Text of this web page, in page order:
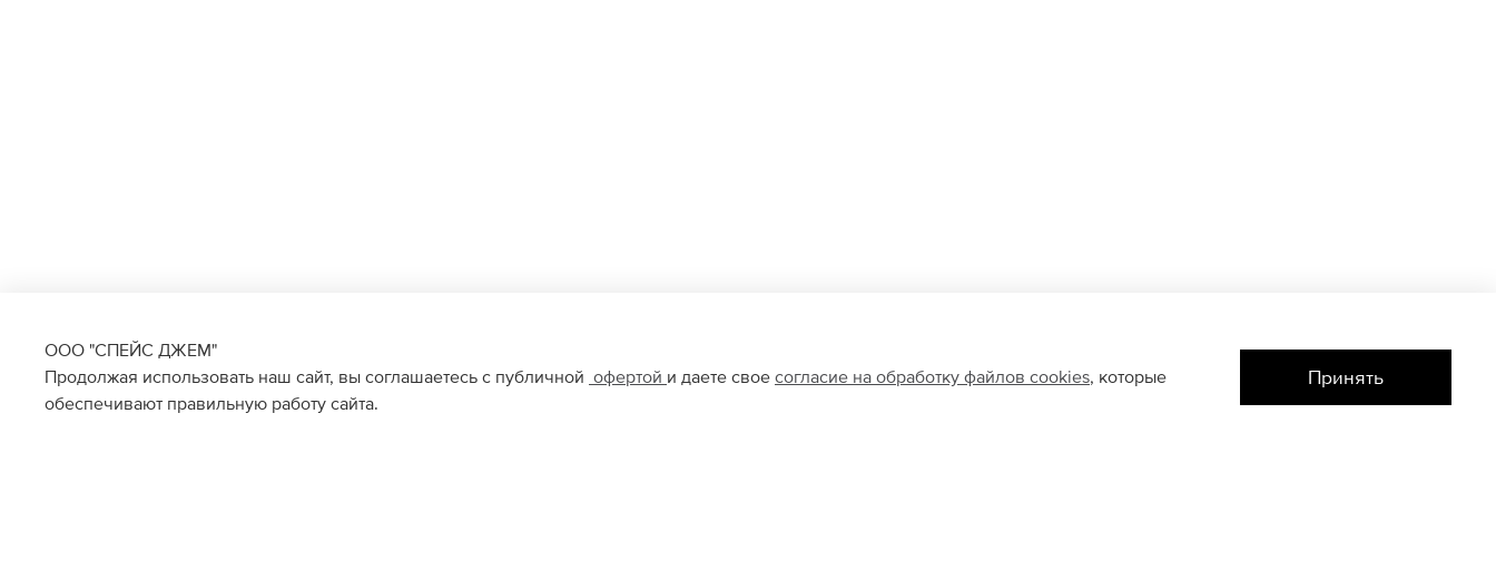
ООО "СПЕЙС ДЖЕМ"
Продолжая использовать наш сайт, вы соглашаетесь с публичной офертой и даете свое согласие на обработку файлов cookies, которые
обеспечивают правильную работу сайта.
Принять